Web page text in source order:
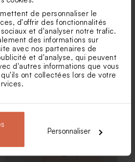
de personnaliser le
d'offrir des fonctionnalités
et d'analyser notre trafic.
des informations sur
avec nos partenaires de
et d'analyse, qui peuvent
d'autres informations que vous
qu'ils ont collectées lors de votre
Personnaliser
crayon en bois naissance
ruban en velours rose
Livret de messe baptême
symbole religieux
champêtre